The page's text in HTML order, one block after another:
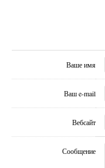
Ваше имя
Ваш e-mail
Вебсайт
Сообщение